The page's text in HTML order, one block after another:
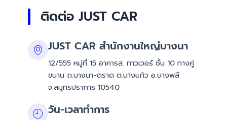
ติดต่อ JUST CAR
JUST CAR สำนักงานใหญ่บางนา
12/555 หมู่ที่ 15 อาคารส. ทาวเวอร์ ชั้น 10 ทางคู่
ขนาน ถ.บางนา-ตราด ต.บางแก้ว อ.บางพลี
จ.สมุทรปราการ 10540
วัน-เวลาทำการ